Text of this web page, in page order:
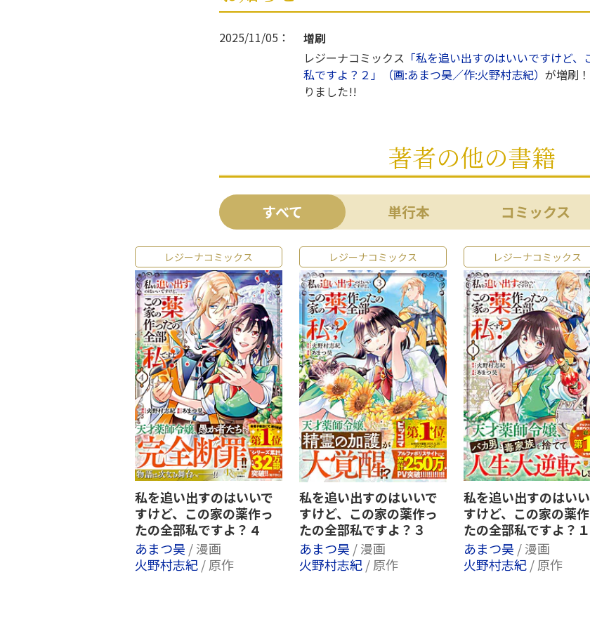
2025/11/05：
増刷
レジーナコミックス 「私を追い出すのはいいですけど
私ですよ？２」（画:あまつ昊／作:火野村志紀） が増刷
りました!!
著者の他の書籍
すべて 単行本 コミックス
レジーナコミックス
私を追い出すのはいいで
すけど、この家の薬作っ
たの全部私ですよ？４
あまつ昊 / 漫画
火野村志紀/ 原作
レジーナコミックス
私を追い出すのはいいで
すけど、この家の薬作っ
たの全部私ですよ？３
あまつ昊 / 漫画
火野村志紀/ 原作
レジーナコミックス
私を追い出すのはい
すけど、この家の薬
たの全部私ですよ？１
あまつ昊 / 漫画
火野村志紀/ 原作